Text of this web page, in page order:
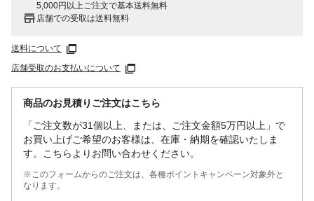
5,000円以上ご注文で基本送料無料
店舗での受取は送料無料
送料について
店舗受取のお支払いについて
商品のお見積りご注文はこちら
「ご注文数が31個以上、または、ご注文金額5万円以上」で
お買い上げご希望のお客様は、在庫・納期を確認いたしま
す。こちらよりお問い合わせください。
※このフォームからのご注文は、各種ポイントキャンペーン対象外と
なります。